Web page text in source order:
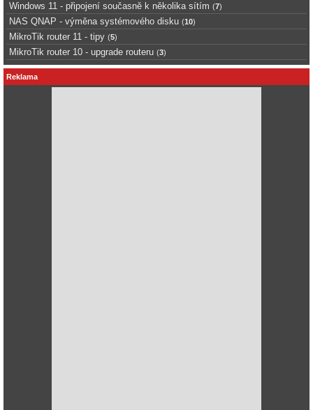
Windows 11 - připojení současně k několika sítím (7)
NAS QNAP - výměna systémového disku (10)
MikroTik router 11 - tipy (5)
MikroTik router 10 - upgrade routeru (3)
Reklama